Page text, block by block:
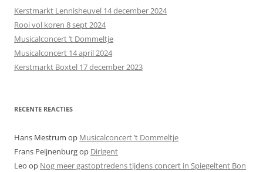
n
n
a
a
r
Kerstmarkt Lennisheuvel 14 december 2024
Rooi vol koren 8 sept 2024
Musicalconcert ’t Dommeltje
Musicalconcert 14 april 2024
Kerstmarkt Boxtel 17 december 2023
RECENTE REACTIES
Hans Mestrum op Musicalconcert ’t Dommeltje
Frans Peijnenburgop Dirigent
Leo op Nog meer gastoptredens tijdens concert in Spiegeltent Bon